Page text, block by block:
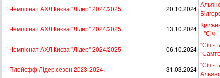
Чемпіонат АХЛ Києва "Лідер" 2024/2025
20.10.2024
Чемпіонат АХЛ Києва "Лідер" 2024/2025
13.10.2024
- "Сiч -
Чемпіонат АХЛ Києва "Лідер" 2024/2025
06.10.2024
"Сiч -
Плейофф Лідер,сезон 2023-2024.
31.03.2024
"Сiч -
Альянс